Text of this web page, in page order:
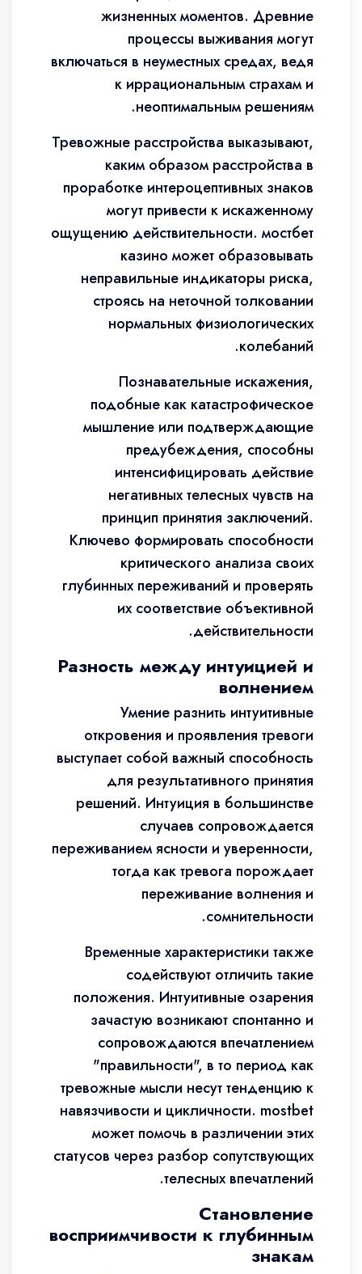
жизненных моментов. Древние
процессы выживания могут
включаться в неуместных средах, ведя
к иррациональным страхам и
неоптимальным решениям.
Тревожные расстройства выказывают,
каким образом расстройства в
проработке интероцептивных знаков
могут привести к искаженному
ощущению действительности. мостбет
казино может образовывать
неправильные индикаторы риска,
строясь на неточной толковании
нормальных физиологических
колебаний.
Познавательные искажения,
подобные как катастрофическое
мышление или подтверждающие
предубеждения, способны
интенсифицировать действие
негативных телесных чувств на
принцип принятия заключений.
Ключево формировать способности
критического анализа своих
глубинных переживаний и проверять
их соответствие объективной
действительности.
Разность между интуицией и
волнением
Умение разнить интуитивные
откровения и проявления тревоги
выступает собой важный способность
для результативного принятия
решений. Интуиция в большинстве
случаев сопровождается
переживанием ясности и уверенности,
тогда как тревога порождает
переживание волнения и
сомнительности.
Временные характеристики также
содействуют отличить такие
положения. Интуитивные озарения
зачастую возникают спонтанно и
сопровождаются впечатлением
"правильности", в то период как
тревожные мысли несут тенденцию к
навязчивости и цикличности. mostbet
может помочь в различении этих
статусов через разбор сопутствующих
телесных впечатлений.
Становление
восприимчивости к глубинным
знакам